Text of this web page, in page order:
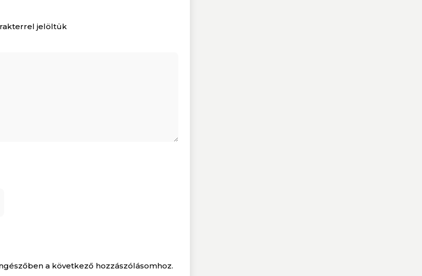
jelöltük
a következő hozzászólásomhoz.